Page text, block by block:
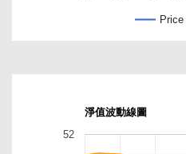
Price
淨值波動線圖
52